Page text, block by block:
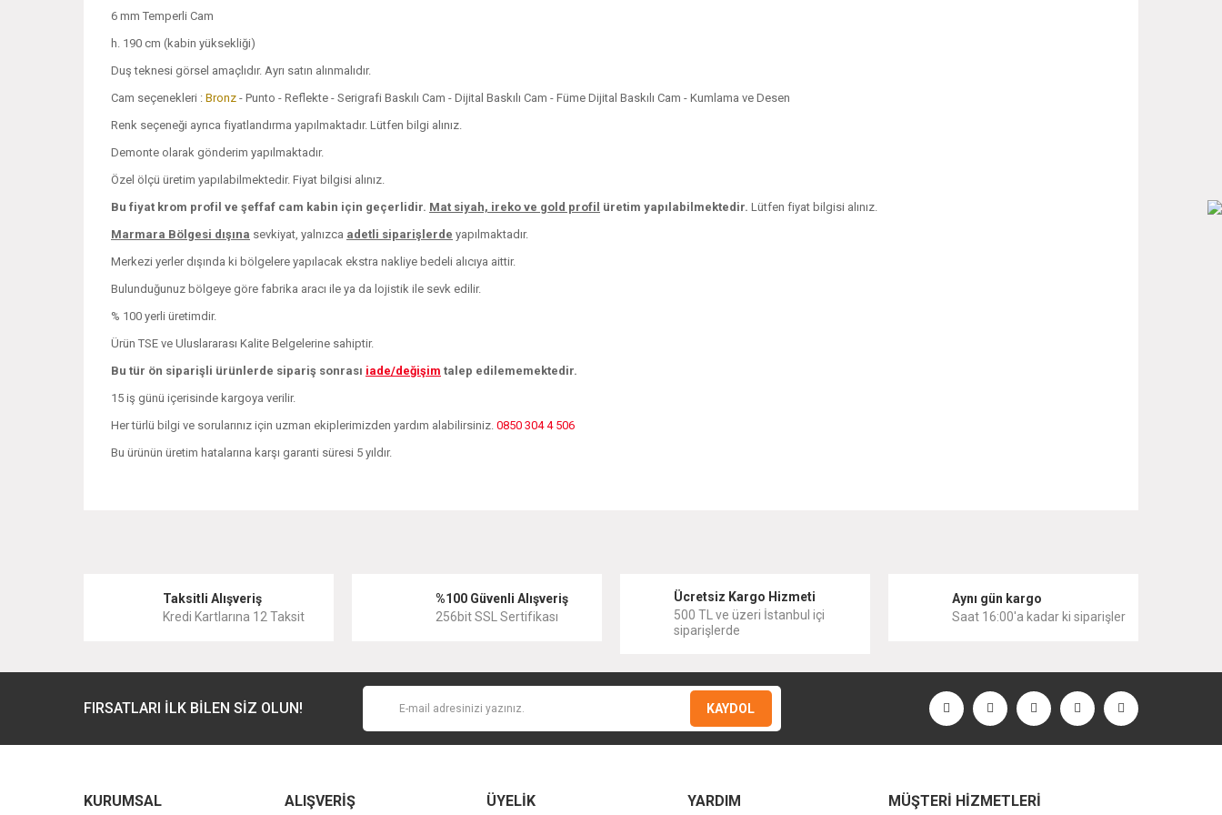
6 mm Temperli Cam
h. 190 cm (kabin yüksekliği)
Duş teknesi görsel amaçlıdır. Ayrı satın alınmalıdır.
Cam seçenekleri : Bronz - Punto - Reflekte - Serigrafi Baskılı Cam - Dijital Baskılı Cam - Füme Dijital Baskılı Cam - Kumlama ve Desen
Renk seçeneği ayrıca fiyatlandırma yapılmaktadır. Lütfen bilgi alınız.
Demonte olarak gönderim yapılmaktadır.
Özel ölçü üretim yapılabilmektedir. Fiyat bilgisi alınız.
Bu fiyat krom profil ve şeffaf cam kabin için geçerlidir. Mat siyah, ireko ve gold profil üretim yapılabilmektedir. Lütfen fiyat bilgisi alınız.
Marmara Bölgesi dışına sevkiyat, yalnızca adetli siparişlerde yapılmaktadır.
Merkezi yerler dışında ki bölgelere yapılacak ekstra nakliye bedeli alıcıya aittir.
Bulunduğunuz bölgeye göre fabrika aracı ile ya da lojistik ile sevk edilir.
% 100 yerli üretimdir.
Ürün TSE ve Uluslararası Kalite Belgelerine sahiptir.
Bu tür ön siparişli ürünlerde sipariş sonrası iade/değişim talep edilememektedir.
15 iş günü içerisinde kargoya verilir.
Her türlü bilgi ve sorularınız için uzman ekiplerimizden yardım alabilirsiniz. 0850 304 4 506
Bu ürünün üretim hatalarına karşı garanti süresi 5 yıldır.
Ürün resmi kalitesiz, bozuk veya görüntülenemiyor.
Ürün fiyatı diğer sitelerden daha pahalı.
Taksitli Alışveriş
Kredi Kartlarına 12 Taksit
%100 Güvenli Alışveriş
256bit SSL Sertifikası
Ücretsiz Kargo Hizmeti
500 TL ve üzeri İstanbul içi
siparişlerde
Aynı gün kargo
Saat 16:00'a kadar ki siparişler
FIRSATLARI İLK BİLEN SİZ OLUN! KAYDOL
KURUMSAL ALIŞVERİŞ ÜYELİK YARDIM MÜŞTERİ HİZMETLERİ